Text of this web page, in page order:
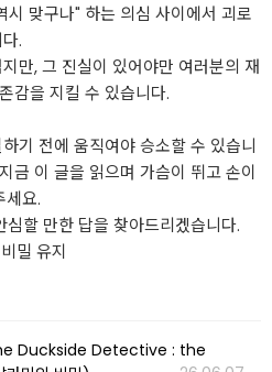
맞구나" 하는 의심 사이에서 괴로
.
만, 그 진실이 있어야만 여러분의 재
감을 지킬 수 있습니다.
기 전에 움직여야 승소할 수 있습니
금 이 글을 읽으며 가슴이 뛰고 손이
세요.
할 만한 답을 찾아드리겠습니다.
밀 유지
Duckside Detective : the